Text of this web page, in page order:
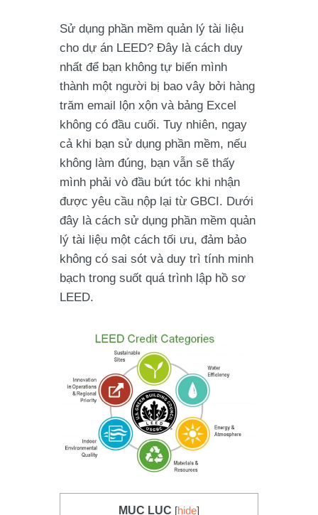
Sử dụng phần mềm quản lý tài liệu
cho dự án LEED? Đây là cách duy
nhất để bạn không tự biến mình
thành một người bị bao vây bởi hàng
trăm email lộn xộn và bảng Excel
không có đầu cuối. Tuy nhiên, ngay
cả khi bạn sử dụng phần mềm, nếu
không làm đúng, bạn vẫn sẽ thấy
mình phải vò đầu bứt tóc khi nhận
được yêu cầu nộp lại từ GBCI. Dưới
đây là cách sử dụng phần mềm quản
lý tài liệu một cách tối ưu, đảm bảo
không có sai sót và duy trì tính minh
bạch trong suốt quá trình lập hồ sơ
LEED.
MỤC LỤC [hide]